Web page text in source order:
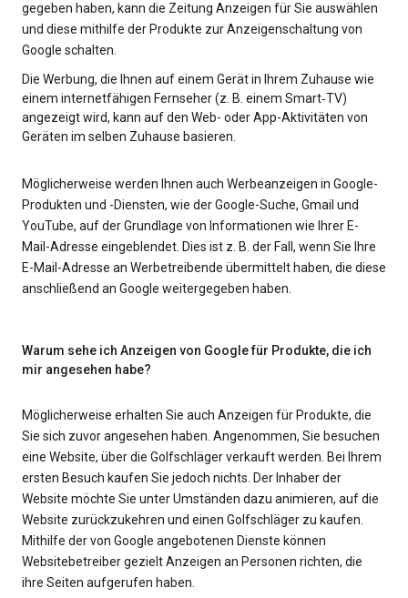
gegeben haben, kann die Zeitung Anzeigen für Sie auswählen
und diese mithilfe der Produkte zur Anzeigenschaltung von
Google schalten.
Die Werbung, die Ihnen auf einem Gerät in Ihrem Zuhause wie
einem internetfähigen Fernseher (z. B. einem Smart‑TV)
angezeigt wird, kann auf den Web- oder App-Aktivitäten von
Geräten im selben Zuhause basieren.
Möglicherweise werden Ihnen auch Werbeanzeigen in Google-
Produkten und -Diensten, wie der Google-Suche, Gmail und
YouTube, auf der Grundlage von Informationen wie Ihrer E-
Mail-Adresse eingeblendet. Dies ist z. B. der Fall, wenn Sie Ihre
E-Mail-Adresse an Werbetreibende übermittelt haben, die diese
anschließend an Google weitergegeben haben.
Warum sehe ich Anzeigen von Google für Produkte, die ich
mir angesehen habe?
Möglicherweise erhalten Sie auch Anzeigen für Produkte, die
Sie sich zuvor angesehen haben. Angenommen, Sie besuchen
eine Website, über die Golfschläger verkauft werden. Bei Ihrem
ersten Besuch kaufen Sie jedoch nichts. Der Inhaber der
Website möchte Sie unter Umständen dazu animieren, auf die
Website zurückzukehren und einen Golfschläger zu kaufen.
Mithilfe der von Google angebotenen Dienste können
Websitebetreiber gezielt Anzeigen an Personen richten, die
ihre Seiten aufgerufen haben.